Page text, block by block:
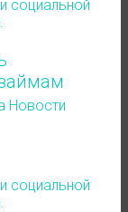
Новости